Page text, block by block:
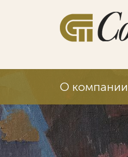
О компании